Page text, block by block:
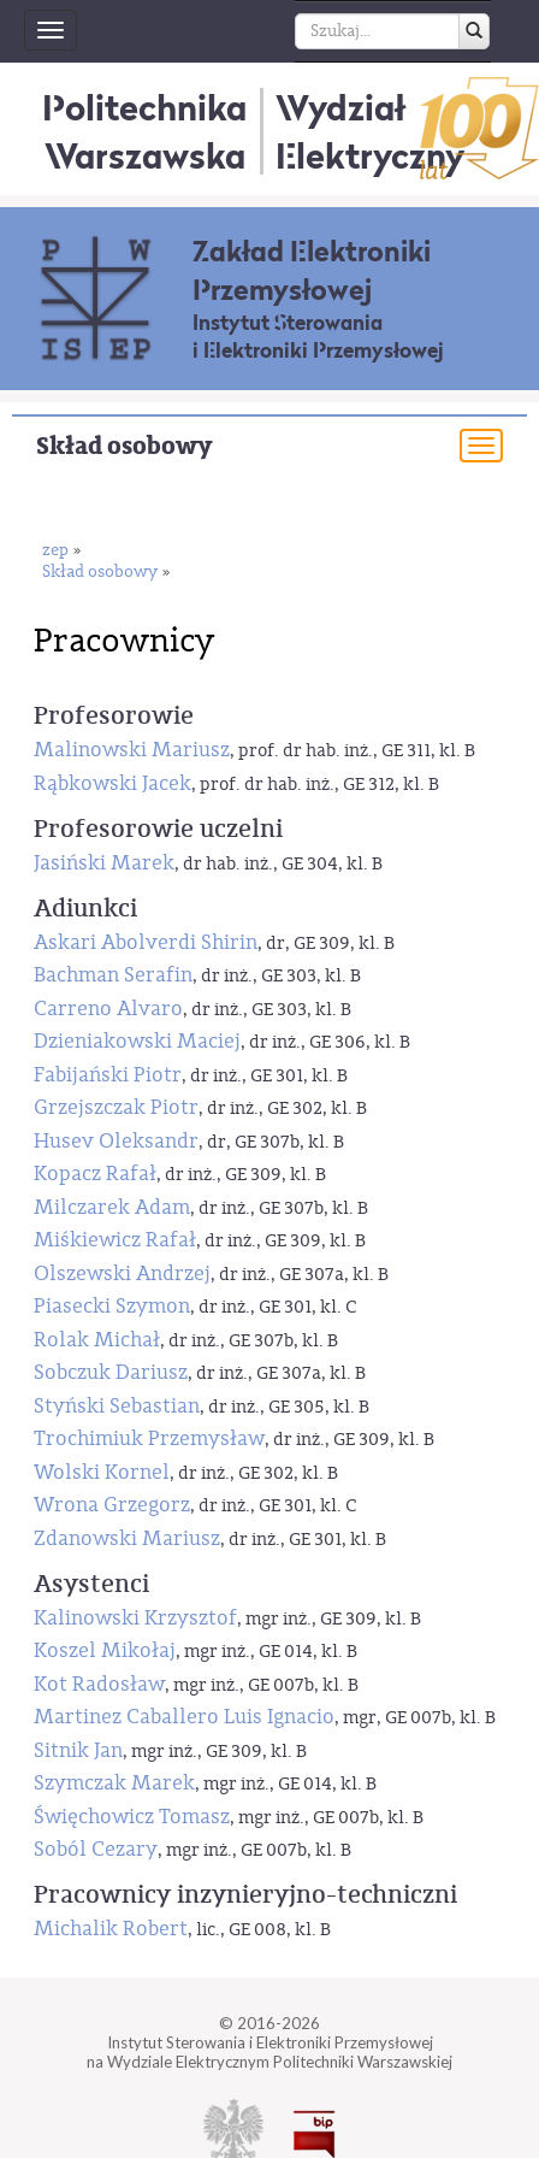
Toggle
navigation
Politechnika
Warszawska
Wydział
Elektryczny
Zakład Elektroniki
Przemysłowej
Instytut Sterowania
i Elektroniki Przemysłowej
Skład osobowy
zep »
Skład osobowy »
Pracownicy
Profesorowie
Malinowski Mariusz, prof. dr hab. inż., GE 311, kl. B
Rąbkowski Jacek, prof. dr hab. inż., GE 312, kl. B
Profesorowie uczelni
Jasiński Marek, dr hab. inż., GE 304, kl. B
Adiunkci
Askari Abolverdi Shirin, dr, GE 309, kl. B
Bachman Serafin, dr inż., GE 303, kl. B
Carreno Alvaro, dr inż., GE 303, kl. B
Dzieniakowski Maciej, dr inż., GE 306, kl. B
Fabijański Piotr, dr inż., GE 301, kl. B
Grzejszczak Piotr, dr inż., GE 302, kl. B
Husev Oleksandr, dr, GE 307b, kl. B
Kopacz Rafał, dr inż., GE 309, kl. B
Milczarek Adam, dr inż., GE 307b, kl. B
Miśkiewicz Rafał, dr inż., GE 309, kl. B
Olszewski Andrzej, dr inż., GE 307a, kl. B
Piasecki Szymon, dr inż., GE 301, kl. C
Rolak Michał, dr inż., GE 307b, kl. B
Sobczuk Dariusz, dr inż., GE 307a, kl. B
Styński Sebastian, dr inż., GE 305, kl. B
Trochimiuk Przemysław, dr inż., GE 309, kl. B
Wolski Kornel, dr inż., GE 302, kl. B
Wrona Grzegorz, dr inż., GE 301, kl. C
Zdanowski Mariusz, dr inż., GE 301, kl. B
Asystenci
Kalinowski Krzysztof, mgr inż., GE 309, kl. B
Koszel Mikołaj, mgr inż., GE 014, kl. B
Kot Radosław, mgr inż., GE 007b, kl. B
Martinez Caballero Luis Ignacio, mgr, GE 007b, kl. B
Sitnik Jan, mgr inż., GE 309, kl. B
Szymczak Marek, mgr inż., GE 014, kl. B
Święchowicz Tomasz, mgr inż., GE 007b, kl. B
Soból Cezary, mgr inż., GE 007b, kl. B
Pracownicy inzynieryjno-techniczni
Michalik Robert, lic., GE 008, kl. B
© 2016-2026
Instytut Sterowania i Elektroniki Przemysłowej
na Wydziale Elektrycznym Politechniki Warszawskiej